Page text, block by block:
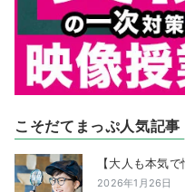
こそだてまっぷ人気記事
【大人も本気
2026年1月26日